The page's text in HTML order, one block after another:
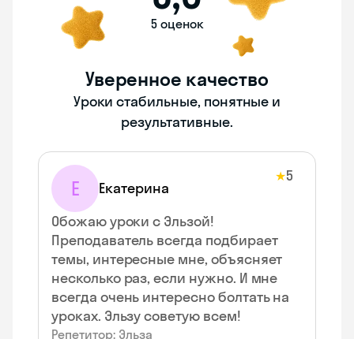
5 оценок
Уверенное качество
Уроки стабильные, понятные и
результативные.
Е Екатерина
★5
Обожаю уроки с Эльзой!
Преподаватель всегда подбирает
темы, интересные мне, объясняет
несколько раз, если нужно. И мне
всегда очень интересно болтать на
уроках. Эльзу советую всем!
Репетитор: Эльза